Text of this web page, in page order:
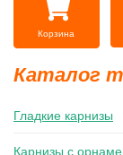
Корзина
Каталог
Гладкие карнизы
Карнизы с